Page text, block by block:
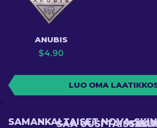
ANUBIS
$4.90
LUO OMA
SAA
SAA UUSI
SAMANKALTAISET NOVA-SKIN